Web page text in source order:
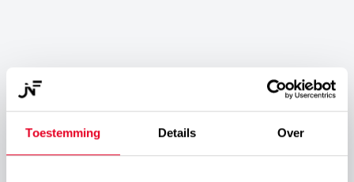
Toestemming Details Over